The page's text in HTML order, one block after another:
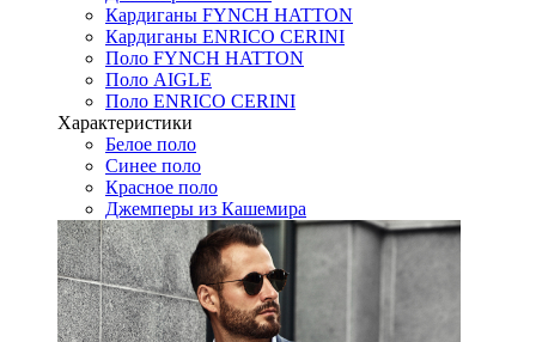
Кардиганы FYNCH HATTON
Кардиганы ENRICO CERINI
Поло FYNCH HATTON
Поло AIGLE
Поло ENRICO CERINI
Характеристики
Белое поло
Синее поло
Красное поло
Джемперы из Кашемира